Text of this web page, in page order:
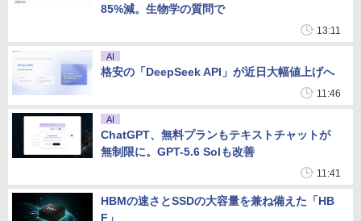
85%減。生物学の質問で
13:11
AI
格安の「DeepSeek API」が近日大幅値上げへ
11:46
AI
ChatGPT、無料プランもテキストチャットが
無制限に。GPT-5.6 Solも改善
11:41
HBMの速さとSSDの大容量を兼ね備えた「HB
F」